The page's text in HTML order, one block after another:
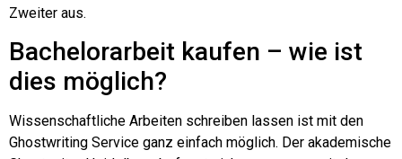
Zweiter aus.
Bachelorarbeit kaufen – wie ist
dies möglich?
Wissenschaftliche Arbeiten schreiben lassen ist mit den
Ghostwriting Service ganz einfach möglich. Der akademische